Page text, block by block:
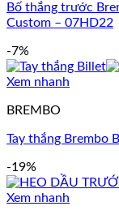
Bố thắng trước
Custom – 07HD22
-7%
Xem nhanh
BREMBO
Tay thắng Brembo
-19%
Xem nhanh